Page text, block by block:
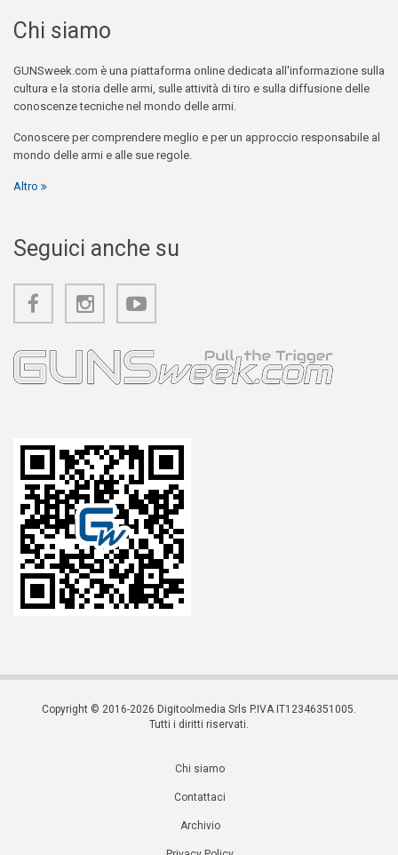
Chi siamo
GUNSweek.com è una piattaforma online dedicata all'informazione sulla
cultura e la storia delle armi, sulle attività di tiro e sulla diffusione delle
conoscenze tecniche nel mondo delle armi.
Conoscere per comprendere meglio e per un approccio responsabile al
mondo delle armi e alle sue regole.
Altro
Seguici anche su
Copyright © 2016-2026 Digitoolmedia Srls P.IVA IT12346351005.
Tutti i diritti riservati.
Chi siamo
Contattaci
Archivio